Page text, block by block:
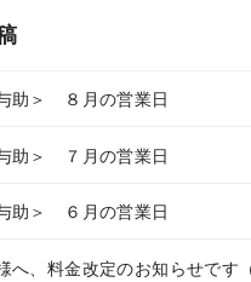
助＞ ８月の営業日
助＞ ７月の営業日
助＞ ６月の営業日
へ、料金改定のお知らせです